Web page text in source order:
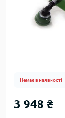
Немає в наявності
3 948 ₴